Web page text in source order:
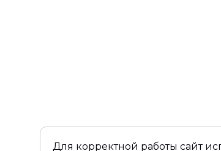
Для корректной работы сайт